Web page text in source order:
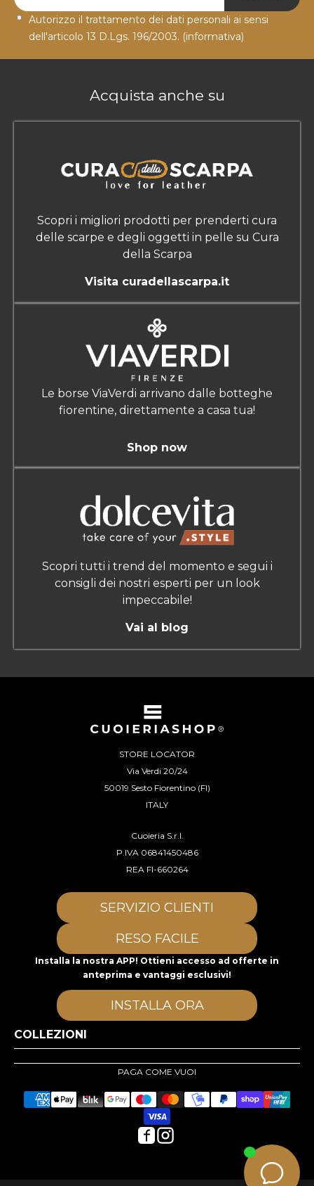
Autorizzo il trattamento dei dati personali ai sensi
dell'articolo 13 D.Lgs. 196/2003. (informativa)
Acquista anche su
Scopri i migliori prodotti per prenderti cura
delle scarpe e degli oggetti in pelle su Cura
della Scarpa
Visita curadellascarpa.it
Le borse ViaVerdi arrivano dalle botteghe
fiorentine, direttamente a casa tua!
Shop now
Scopri tutti i trend del momento e segui i
consigli dei nostri esperti per un look
impeccabile!
Vai al blog
STORE LOCATOR
Via Verdi 20/24
50019 Sesto Fiorentino (FI)
ITALY
Cuoieria S.r.l.
P.IVA 06841450486
REA FI-660264
SERVIZIO CLIENTI
RESO FACILE
Installa la nostra APP! Ottieni accesso ad offerte in
anteprima e vantaggi esclusivi!
INSTALLA ORA
COLLEZIONI
PAGA COME VUOI